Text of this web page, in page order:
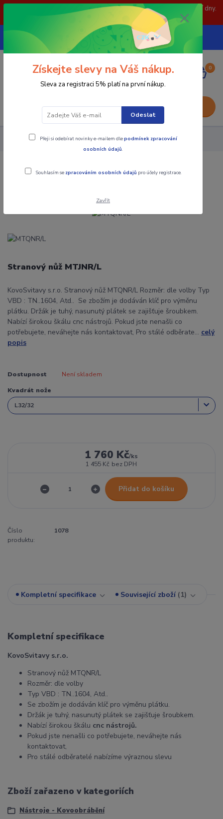
POZOR: 31.7 , 3.8 a 5.8- zavřeno. objednávky odešleme následující dny.
Děkujeme za pochopení.
CZK
739252246
(Po-Pá, 8-15 hod.)
0
0,00 Kč
Nástroje - Kovoobrábění MTQNR/L
MTQNR/L
Stranový nůž MTJNR/L
KovoSvitavy s.r.o. Stranový nůž MTQNR/L Rozměr: dle volby Typ
VBD : TN..1604, Atd.. Se zbožím je dodáván klíč pro výměnu
plátku. Držák je tuhý, nasunutý plátek se zajišťuje šroubkem.
Nabízí širokou škálu cnc nástrojů. Pokud jste nenašli co
potřebujete, neváhejte nás kontaktovat, Pro stálé odběrate... celý
popis
Dostupnost Není skladem
Kvadrát nože
1 760 Kč/ks
1 455 Kč bez DPH
Přidat do košíku
Číslo
produktu:
1078
Kompletní specifikace Související zboží 1
Kompletní specifikace
KovoSvitavy s.r.o.
Stranový nůž MTQNR/L
Rozměr: dle volby
Typ VBD : TN..1604, Atd..
Se zbožím je dodáván klíč pro výměnu plátku.
Držák je tuhý, nasunutý plátek se zajišťuje šroubkem.
Nabízí širokou škálu cnc nástrojů.
Pokud jste nenašli co potřebujete, neváhejte nás
kontaktovat,
Pro stálé odběratelé nabízíme výraznou slevu
Zboží zařazeno v kategoriích
Nástroje - Kovoobrábění
Získejte slevy na Váš nákup.
Sleva za registraci 5% platí na první nákup.
Odeslat
Přeji si odebírat novinky e-mailem dlepodmínek zpracování
osobních údajů.
Souhlasím se zpracováním osobních údajů pro účely registrace.
Zavřít